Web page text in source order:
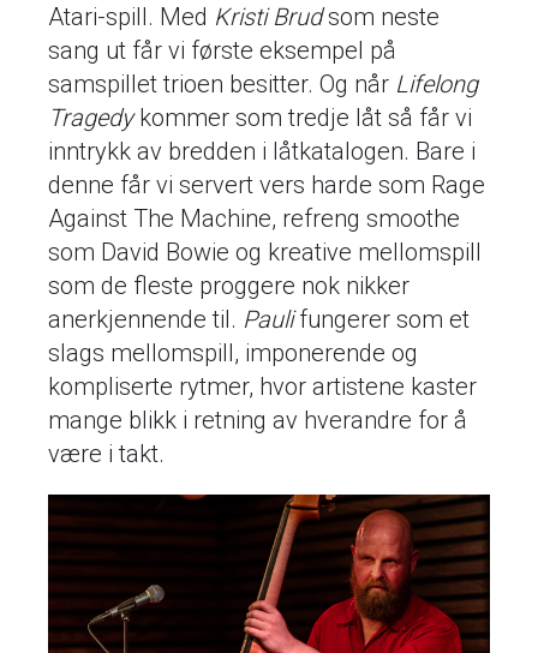
Atari-spill. Med Kristi Brudsom neste
sang ut får vi første eksempel på
samspillet trioen besitter. Og når Lifelong
Tragedykommer som tredje låt så får vi
inntrykk av bredden i låtkatalogen. Bare i
denne får vi servert vers harde som Rage
Against The Machine, refreng smoothe
som David Bowie og kreative mellomspill
som de fleste proggere nok nikker
anerkjennende til. Paulifungerer som et
slags mellomspill, imponerende og
kompliserte rytmer, hvor artistene kaster
mange blikk i retning av hverandre for å
være i takt.